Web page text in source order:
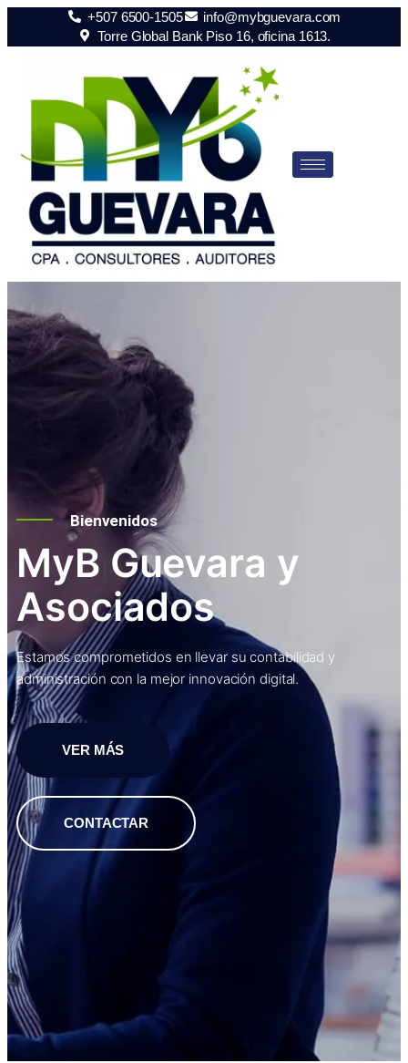
+507 6500-1505
info@mybguevara.com
Torre Global Bank Piso 16, oficina 1613.
Bienvenidos
MyB Guevara y
Asociados
Estamos comprometidos en llevar su contabilidad y
administración con la mejor innovación digital.
VER MÁS
CONTACTAR